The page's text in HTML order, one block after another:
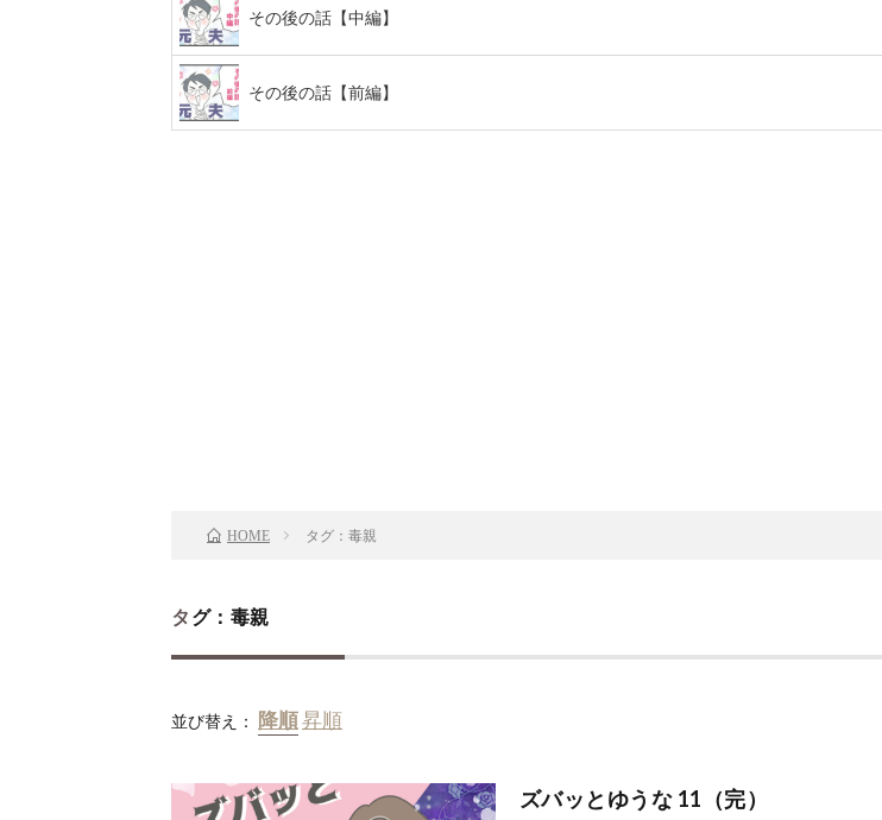
その後の話【中編】
その後の話【前編】
HOME タグ：毒親
タグ：毒親
並び替え：
ズバッとゆうな 11（完）